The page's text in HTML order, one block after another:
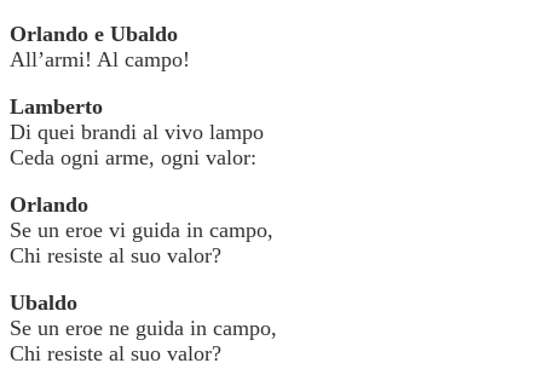
Orlando e Ubaldo
All’armi! Al campo!
Lamberto
Di quei brandi al vivo lampo
Ceda ogni arme, ogni valor:
Orlando
Se un eroe vi guida in campo,
Chi resiste al suo valor?
Ubaldo
Se un eroe ne guida in campo,
Chi resiste al suo valor?